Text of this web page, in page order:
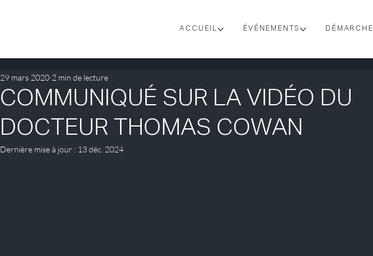
ACCUEIL ÉVÉNEMENTS DÉMARCHE
COMMUNIQUÉ SUR LA VIDÉO DU
DOCTEUR THOMAS COWAN
29 mars 2020 2 min de lecture
Dernière mise à jour : 13 déc. 2024